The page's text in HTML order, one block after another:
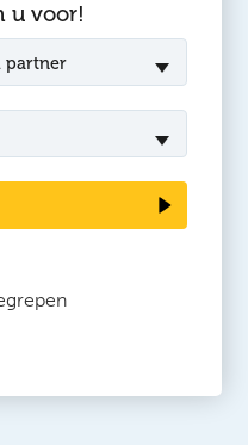
u voor!
partner